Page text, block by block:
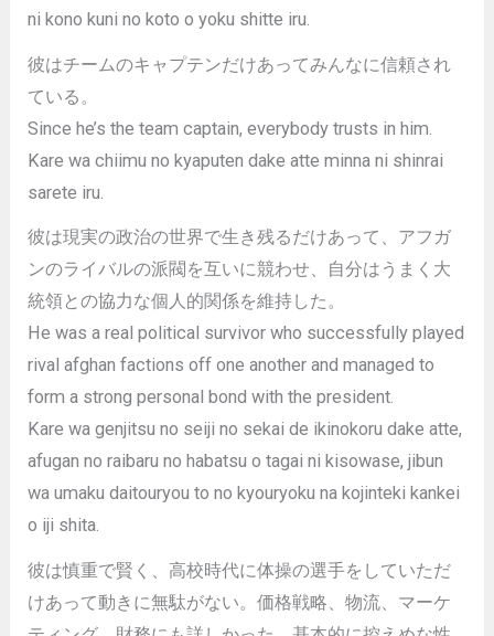
ni kono kuni no koto o yoku shitte iru.
彼はチームのキャプテンだけあってみんなに信頼され
ている。
Since he’s the team captain, everybody trusts in him.
Kare wa chiimu no kyaputen dake atte minna ni shinrai
sarete iru.
彼は現実の政治の世界で生き残るだけあって、アフガ
ンのライバルの派閥を互いに競わせ、自分はうまく大
統領との協力な個人的関係を維持した。
He was a real political survivor who successfully played
rival afghan factions off one another and managed to
form a strong personal bond with the president.
Kare wa genjitsu no seiji no sekai de ikinokoru dake atte,
afugan no raibaru no habatsu o tagai ni kisowase, jibun
wa umaku daitouryou to no kyouryoku na kojinteki kankei
o iji shita.
彼は慎重で賢く、高校時代に体操の選手をしていただ
けあって動きに無駄がない。価格戦略、物流、マーケ